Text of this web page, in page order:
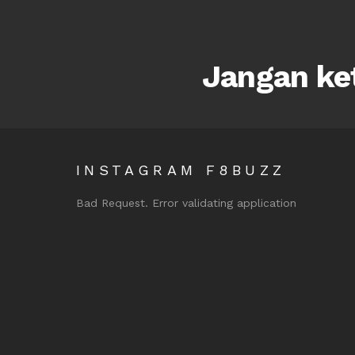
Jangan
INSTAGRAM F8BUZZ
Bad Request. Error validating application